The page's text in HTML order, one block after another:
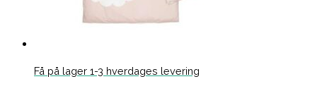
Få på lager 1-3 hverdages levering